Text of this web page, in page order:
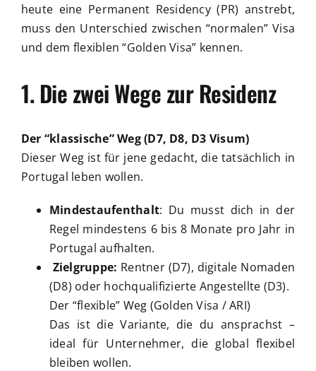
heute eine Permanent Residency (PR) anstrebt,
muss den Unterschied zwischen “normalen” Visa
und dem flexiblen “Golden Visa” kennen.
1. Die zwei Wege zur Residenz
Der “klassische” Weg (D7, D8, D3 Visum)
Dieser Weg ist für jene gedacht, die tatsächlich in
Portugal leben wollen.
Mindestaufenthalt: Du musst dich in der
Regel mindestens 6 bis 8 Monate pro Jahr in
Portugal aufhalten.
Zielgruppe: Rentner (D7), digitale Nomaden
(D8) oder hochqualifizierte Angestellte (D3).
Der “flexible” Weg (Golden Visa / ARI)
Das ist die Variante, die du ansprachst –
ideal für Unternehmer, die global flexibel
bleiben wollen.